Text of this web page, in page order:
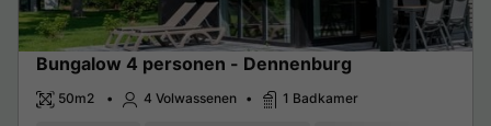
Bungalow 4 personen - Dennenburg
50m2 4 Volwassenen 1 Badkamer